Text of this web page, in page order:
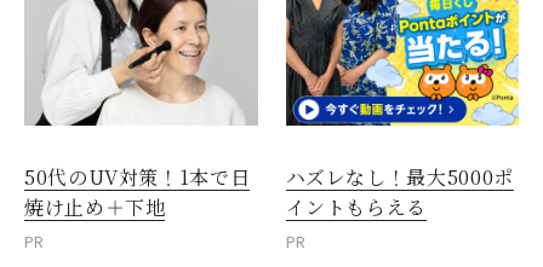
50代のUV対策！1本で日
焼け止め＋下地
PR
ハズレなし！最大5000ポ
イントもらえる
PR